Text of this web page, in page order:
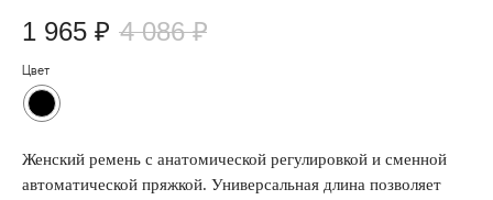
1 965 ₽ 4 086 ₽
Цвет
Женский ремень с анатомической регулировкой и сменной
автоматической пряжкой. Универсальная длина позволяет